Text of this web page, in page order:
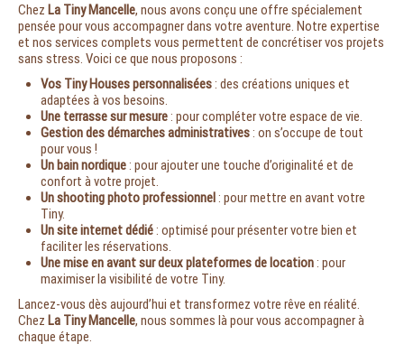
Chez La Tiny Mancelle, nous avons conçu une offre spécialement
pensée pour vous accompagner dans votre aventure. Notre expertise
et nos services complets vous permettent de concrétiser vos projets
sans stress. Voici ce que nous proposons :
Vos Tiny Houses personnalisées: des créations uniques et
adaptées à vos besoins.
Une terrasse sur mesure: pour compléter votre espace de vie.
Gestion des démarches administratives: on s’occupe de tout
pour vous !
Un bain nordique: pour ajouter une touche d’originalité et de
confort à votre projet.
Un shooting photo professionnel: pour mettre en avant votre
Tiny.
Un site internet dédié: optimisé pour présenter votre bien et
faciliter les réservations.
Une mise en avant sur deux plateformes de location: pour
maximiser la visibilité de votre Tiny.
Lancez-vous dès aujourd’hui et transformez votre rêve en réalité.
Chez La Tiny Mancelle, nous sommes là pour vous accompagner à
chaque étape.